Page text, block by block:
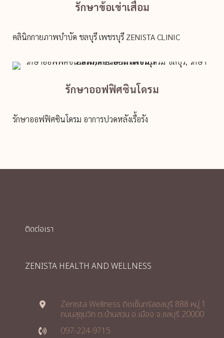
รักษาข้อเข่าเสื่อม
คลินิกกายภาพบำบัด ชลบุรี เพชรบุรี ZENISTA CLINIC
รักษาออฟฟิศซินโดรม
รักษาออฟฟิศซินโดรม อาการปวดหลังเรื้อรัง
ติดต่อเรา
ZENISTA HEALTH AND WELLNESS
Zenista Wellness ติดเซ็นทรัลชลบุรี 888 หมู่ 1
ถนนสุขุมวิท ต.บ้านสวน อ.เมือง จ.ชลบุรี 20000
097-224-9715